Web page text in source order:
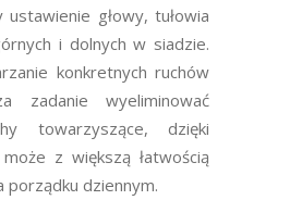
ustawienie głowy, tułowia
i dolnych w siadzie.
konkretnych ruchów
zadanie wyeliminować
towarzyszące, dzięki
z większą łatwością
porządku dziennym.